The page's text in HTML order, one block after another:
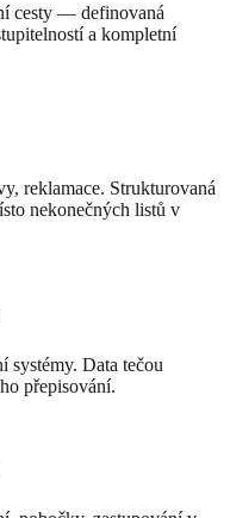
cesty — definovaná
a kompletní
reklamace. Strukturovaná
nekonečných listů v
Data tečou
přepisování.